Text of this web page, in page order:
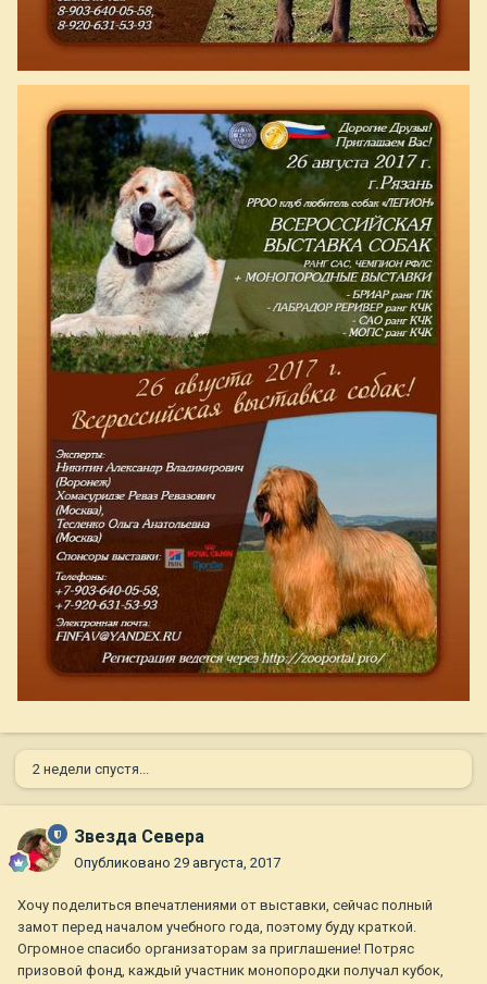
2 недели спустя...
Звезда Севера
Опубликовано 29 августа, 2017
Хочу поделиться впечатлениями от выставки, сейчас полный
замот перед началом учебного года, поэтому буду краткой.
Огромное спасибо организаторам за приглашение! Потряс
призовой фонд, каждый участник монопородки получал кубок,